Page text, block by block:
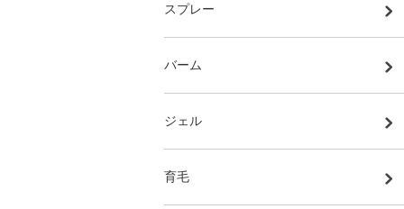
スプレー
バーム
ジェル
育毛